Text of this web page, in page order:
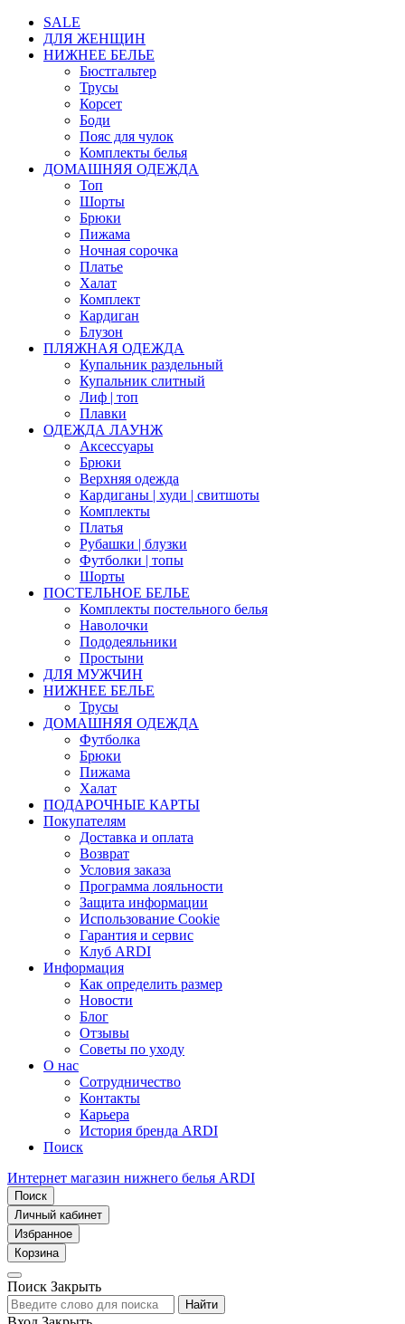
SALE
ДЛЯ ЖЕНЩИН
НИЖНЕЕ БЕЛЬЕ
Бюстгальтер
Трусы
Корсет
Боди
Пояс для чулок
Комплекты белья
ДОМАШНЯЯ ОДЕЖДА
Топ
Шорты
Брюки
Пижама
Ночная сорочка
Платье
Халат
Комплект
Кардиган
Блузон
ПЛЯЖНАЯ ОДЕЖДА
Купальник раздельный
Купальник слитный
Лиф | топ
Плавки
ОДЕЖДА ЛАУНЖ
Аксессуары
Брюки
Верхняя одежда
Кардиганы | худи | свитшоты
Комплекты
Платья
Рубашки | блузки
Футболки | топы
Шорты
ПОСТЕЛЬНОЕ БЕЛЬЕ
Комплекты постельного белья
Наволочки
Пододеяльники
Простыни
ДЛЯ МУЖЧИН
НИЖНЕЕ БЕЛЬЕ
Трусы
ДОМАШНЯЯ ОДЕЖДА
Футболка
Брюки
Пижама
Халат
ПОДАРОЧНЫЕ КАРТЫ
Покупателям
Доставка и оплата
Возврат
Условия заказа
Программа лояльности
Защита информации
Использование Cookie
Гарантия и сервис
Клуб ARDI
Информация
Как определить размер
Новости
Блог
Отзывы
Советы по уходу
О нас
Сотрудничество
Контакты
Карьера
История бренда ARDI
Поиск
Интернет магазин нижнего белья ARDI
Поиск
Личный кабинет
Избранное
Корзина
Поиск Закрыть
Найти